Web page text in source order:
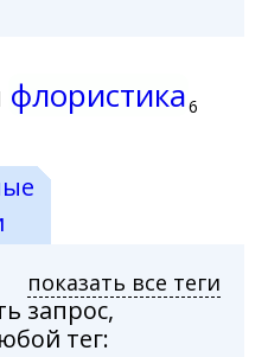
флористика6
показать все теги
запрос,
тег: